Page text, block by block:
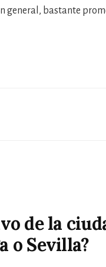
general, bastante
de la
o Sevilla?